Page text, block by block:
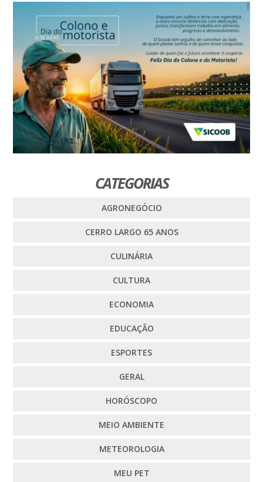
CATEGORIAS
AGRONEGÓCIO
CERRO LARGO 65 ANOS
CULINÁRIA
CULTURA
ECONOMIA
EDUCAÇÃO
ESPORTES
GERAL
HORÓSCOPO
MEIO AMBIENTE
METEOROLOGIA
MEU PET